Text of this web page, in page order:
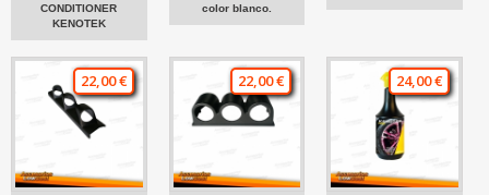
CONDITIONER
KENOTEK
color blanco.
22,00 € 22,00 € 24,00 €